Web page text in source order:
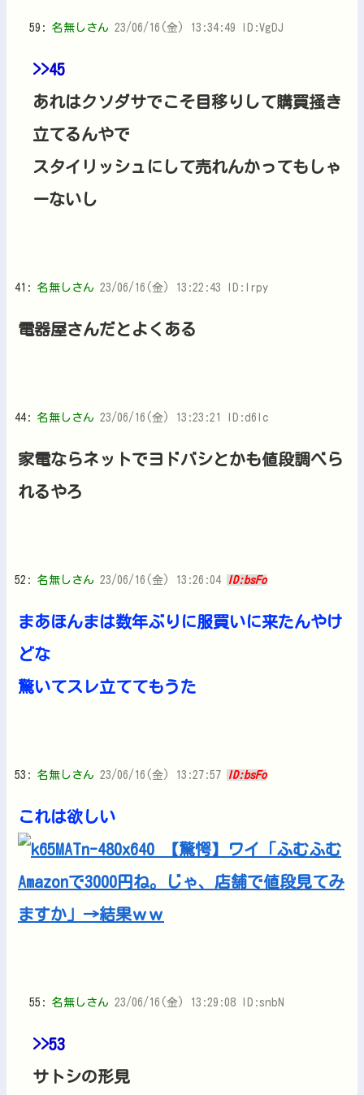
59: 名無しさん 23/06/16(金) 13:34:49 ID:VgDJ
>>45
あれはクソダサでこそ目移りして購買掻き
立てるんやで
スタイリッシュにして売れんかってもしゃ
ーないし
41: 名無しさん 23/06/16(金) 13:22:43 ID:Irpy
電器屋さんだとよくある
44: 名無しさん 23/06/16(金) 13:23:21 ID:d6lc
家電ならネットでヨドバシとかも値段調べら
れるやろ
52: 名無しさん 23/06/16(金) 13:26:04 ID:bsFo
まあほんまは数年ぶりに服買いに来たんやけ
どな
驚いてスレ立ててもうた
53: 名無しさん 23/06/16(金) 13:27:57 ID:bsFo
これは欲しい
55: 名無しさん 23/06/16(金) 13:29:08 ID:snbN
>>53
サトシの形見